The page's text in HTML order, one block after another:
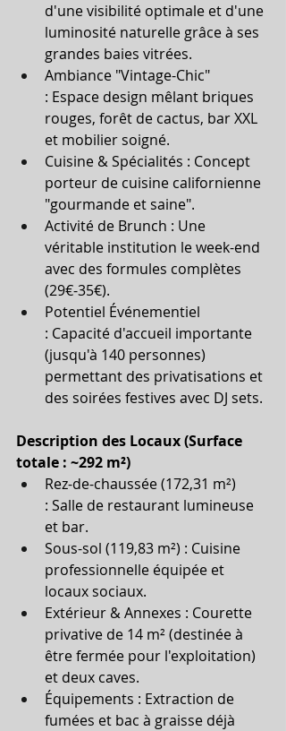
d'une visibilité optimale et d'une
luminosité naturelle grâce à ses
grandes baies vitrées.
Ambiance "Vintage-Chic"
: Espace design mêlant briques
rouges, forêt de cactus, bar XXL
et mobilier soigné.
Cuisine & Spécialités : Concept
porteur de cuisine californienne
"gourmande et saine".
Activité de Brunch : Une
véritable institution le week-end
avec des formules complètes
(29€-35€).
Potentiel Événementiel
: Capacité d'accueil importante
(jusqu'à 140 personnes)
permettant des privatisations et
des soirées festives avec DJ sets.
Description des Locaux (Surface
totale : ~292 m²)
Rez-de-chaussée (172,31 m²)
: Salle de restaurant lumineuse
et bar.
Sous-sol (119,83 m²) : Cuisine
professionnelle équipée et
locaux sociaux.
Extérieur & Annexes : Courette
privative de 14 m² (destinée à
être fermée pour l'exploitation)
et deux caves.
Équipements : Extraction de
fumées et bac à graisse déjà